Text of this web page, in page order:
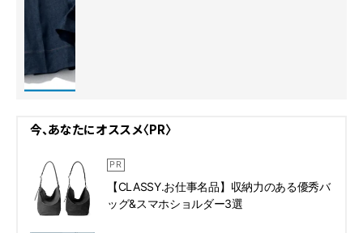
今、あなたにオススメ〈PR〉
【CLASSY.お仕事名品】収納力のある優秀バ
ッグ&スマホショルダー3選